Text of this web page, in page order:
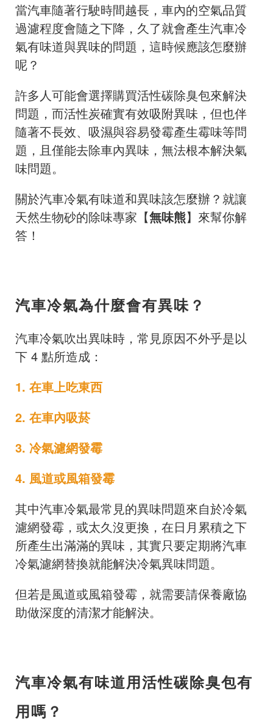
當汽車隨著行駛時間越長，車內的空氣品質
過濾程度會隨之下降，久了就會產生汽車冷
氣有味道與異味的問題，這時候應該怎麼辦
呢？
許多人可能會選擇購買活性碳除臭包來解決
問題，而活性炭確實有效吸附異味，但也伴
隨著不長效、吸濕與容易發霉產生霉味等問
題，且僅能去除車內異味，無法根本解決氣
味問題。
關於汽車冷氣有味道和異味該怎麼辦？就讓
天然生物砂的除味專家【無味熊】來幫你解
答！
汽車冷氣為什麼會有異味？
汽車冷氣吹出異味時，常見原因不外乎是以
下 4 點所造成：
1. 在車上吃東西
2. 在車內吸菸
3. 冷氣濾網發霉
4. 風道或風箱發霉
其中汽車冷氣最常見的異味問題來自於冷氣
濾網發霉，或太久沒更換，在日月累積之下
所產生出滿滿的異味，其實只要定期將汽車
冷氣濾網替換就能解決冷氣異味問題。
但若是風道或風箱發霉，就需要請保養廠協
助做深度的清潔才能解決。
汽車冷氣有味道用活性碳除臭包有
用嗎？